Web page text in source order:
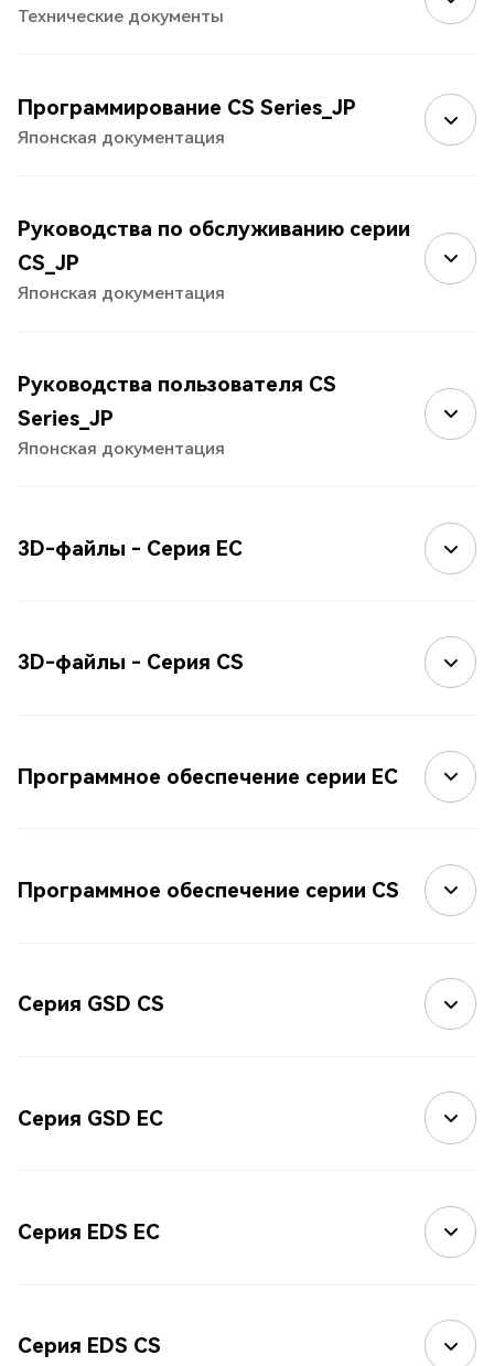
Технические документы
Программирование CS Series_JP
Японская документация
Руководства по обслуживанию серии
CS_JP
Японская документация
Руководства пользователя CS
Series_JP
Японская документация
3D-файлы - Серия EC
3D-файлы - Серия CS
Программное обеспечение серии EC
Программное обеспечение серии CS
Серия GSD CS
Серия GSD EC
Серия EDS EC
Серия EDS CS